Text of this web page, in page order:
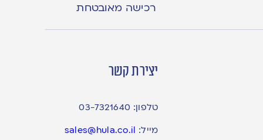
רכישה מאובטחת
יצירת קשר
טלפון: 03-7321640
מייל: sales@hula.co.il